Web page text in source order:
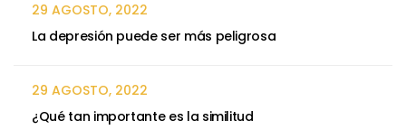
29 AGOSTO, 2022
La depresión puede ser más peligrosa
29 AGOSTO, 2022
¿Qué tan importante es la similitud